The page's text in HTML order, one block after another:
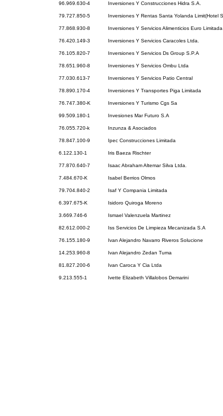
96.969.630-4 Inversiones Y Construcciones Hidra S.A.
79.727.850-5 Inversiones Y Rentas Santa Yolanda Limit(Hotel
77.868.930-8 Inversiones Y Servicios Alimenticios Euro Limitada
76.420.149-3 Inversiones Y Servicios Caracoles Ltda.
76.105.820-7 Inversiones Y Servicios Ds Group S.P.A
78.651.960-8 Inversiones Y Servicios Ombu Ltda
77.030.613-7 Inversiones Y Servicios Patio Central
78.890.170-4 Inversiones Y Transportes Piga Limitada
76.747.380-K Inversiones Y Turismo Cgs Sa
99.509.180-1 Invesiones Mar Futuro S.A
76.055.720-k Inzunza & Asociados
78.847.100-9 Ipec Construcciones Limitada
6.122.130-1 Iris Baeza Rischter
77.870.640-7 Isaac Abraham Altemar Silva Ltda.
7.484.670-K Isabel Berrios Olmos
79.704.840-2 Isaf Y Compania Limitada
6.397.675-K Isidoro Quiroga Moreno
3.669.746-6 Ismael Valenzuela Martinez
82.612.000-2 Iss Servicios De Limpieza Mecanizada S.A
76.155.180-9 Ivan Alejandro Navarro Riveros Solucione
14.253.960-8 Ivan Alejandro Zedan Tuma
81.827.200-6 Ivan Caroca Y Cia Ltda
9.213.555-1 Ivette Elizabeth Villalobos Demarini